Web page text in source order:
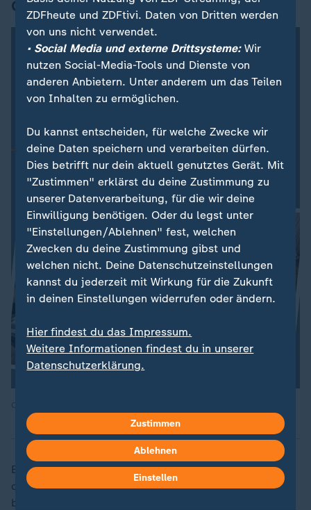
Grafik des Tages
Ein Blauflossen-Thunfisch hat bei der ersten Auktion
des neuen Jahres auf einem auch bei Touristen
beliebten Fischmarkt in Tokio am Sonntag 207
ZDFheute und ZDFtivi. Daten von Dritten werden
von uns nicht verwendet.
• Social Media und externe Drittsysteme:Wir
nutzen Social-Media-Tools und Dienste von
anderen Anbietern. Unter anderem um das Teilen
von Inhalten zu ermöglichen.
Du kannst entscheiden, für welche Zwecke wir
deine Daten speichern und verarbeiten dürfen.
Dies betrifft nur dein aktuell genutztes Gerät. Mit
"Zustimmen" erklärst du deine Zustimmung zu
unserer Datenverarbeitung, für die wir deine
Einwilligung benötigen. Oder du legst unter
"Einstellungen/Ablehnen" fest, welchen
Zwecken du deine Zustimmung gibst und
welchen nicht. Deine Datenschutzeinstellungen
kannst du jederzeit mit Wirkung für die Zukunft
in deinen Einstellungen widerrufen oder ändern.
Hier findest du das Impressum.
Weitere Informationen findest du in unserer
Datenschutzerklärung.
Zustimmen
Ablehnen
Einstellen